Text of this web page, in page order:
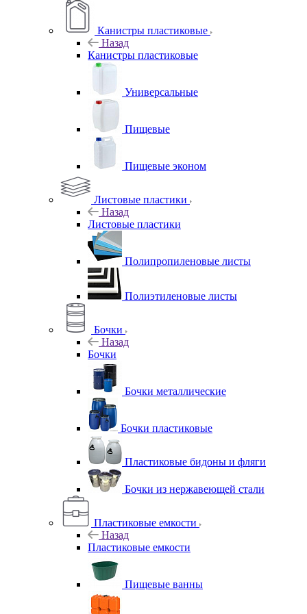
Канистры пластиковые
Назад
Канистры пластиковые
Универсальные
Пищевые
Пищевые эконом
Листовые пластики
Назад
Листовые пластики
Полипропиленовые листы
Полиэтиленовые листы
Бочки
Назад
Бочки
Бочки металлические
Бочки пластиковые
Пластиковые бидоны и фляги
Бочки из нержавеющей стали
Пластиковые емкости
Назад
Пластиковые емкости
Пищевые ванны